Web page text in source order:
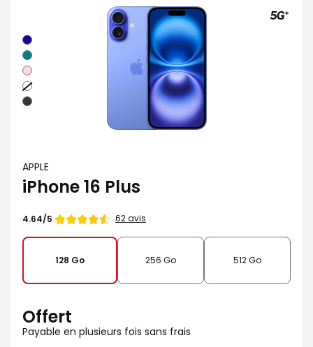
Outremer
Sarcelle
Rose
Blanc
Noir
APPLE
iPhone 16 Plus
Note
4.64/5 62 avis
128 Go 256 Go 512 Go
Offert
Payable en plusieurs fois sans frais